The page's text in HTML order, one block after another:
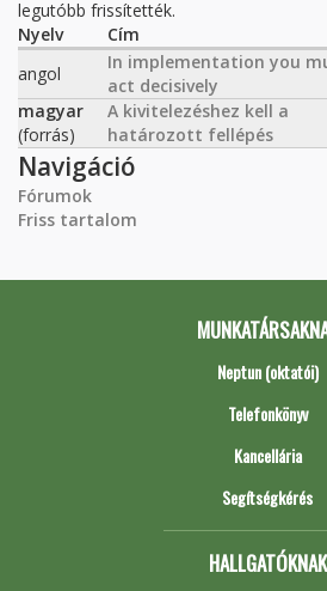
legutóbb frissítették.
Nyelv
Cím
angol
In implementation you
act decisively
magyar
(forrás)
A kivitelezéshez kell a
határozott fellépés
Navigáció
Fórumok
Friss tartalom
Neptun (oktatói)
Telefonkönyv
Kancellária
Segítségkérés
HALLGATÓKNAK